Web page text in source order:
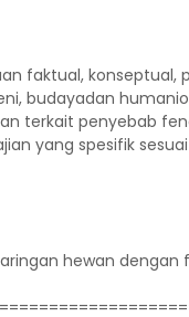
faktual, konseptual,
budayadan
terkait penyebab
yang spesifik
hewan dengan